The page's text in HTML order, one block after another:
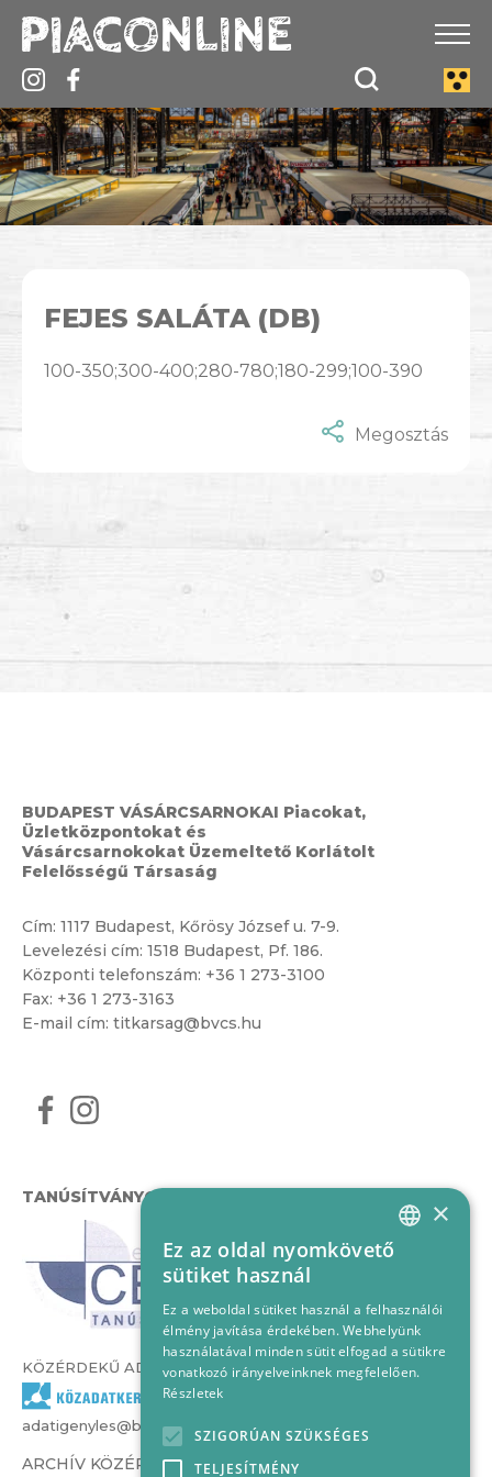
FEJES SALÁTA (DB)
100-350;300-400;280-780;180-299;100-390
Megosztás
BUDAPEST VÁSÁRCSARNOKAI Piacokat,
Üzletközpontokat és
Vásárcsarnokokat Üzemeltető Korlátolt
Felelősségű Társaság
Cím: 1117 Budapest, Kőrösy József u. 7-9.
Levelezési cím: 1518 Budapest, Pf. 186.
Központi telefonszám: +36 1 273-3100
Fax: +36 1 273-3163
E-mail cím: titkarsag@bvcs.hu
TANÚSÍTVÁNYOK
KÖZÉRDEKŰ ADATOK
adatigenyles@bvcs.hu
ARCHÍV KÖZÉRDEKŰ ADATOK –
HUNGARIAN
×
Ez az oldal nyomkövető
sütiket használ
Ez a weboldal sütiket használ a felhasználói
élmény javítása érdekében. Webhelyünk
használatával minden sütit elfogad a sütikre
vonatkozó irányelveinknek megfelelően.
Részletek
SZIGORÚAN SZÜKSÉGES
TELJESÍTMÉNY